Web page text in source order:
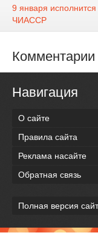
9 января
ЧИАССР
Комментарии
Навигация
О сайте
Правила сайта
Реклама насайте
Обратная связь
Полная версия